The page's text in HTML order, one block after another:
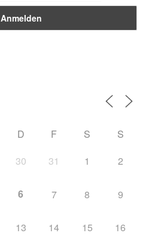
D F S
S
30 31 1 2
6 7 8 9
13 14 15 16